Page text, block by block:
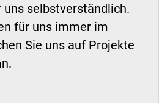
selbstverständlich.
für uns immer im
Sie uns auf Projekte